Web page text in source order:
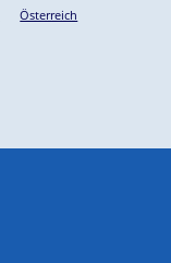
Österreich